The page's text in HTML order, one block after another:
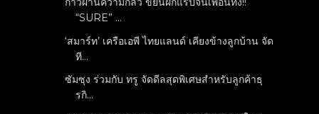
“SURE” ...
‘สมาร์ท’ เครือเอพี ไทยแลนด์ เคียงข้างลูกบ้าน จัด
ที...
ซัมซุง ร่วมกับ ทรู จัดดีลสุดพิเศษสำหรับลูกค้าธุ
รกิ...